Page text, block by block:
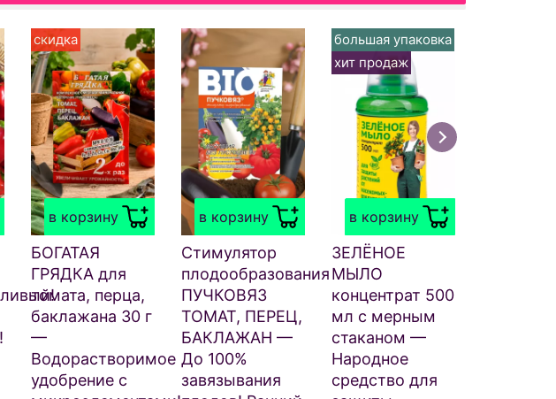
в корзину
скидка
БОГАТАЯ
ГРЯДКА для
томата, перца,
баклажана 30 г
—
Водорастворимое
удобрение с
в корзину
Стимулятор
плодообразования
ПУЧКОВЯЗ
ТОМАТ, ПЕРЕЦ,
БАКЛАЖАН —
До 100%
завязывания
в корзину
большая упаковка
хит продаж
ЗЕЛЁНОЕ
МЫЛО
концентрат 500
мл с мерным
стаканом —
Народное
средство для